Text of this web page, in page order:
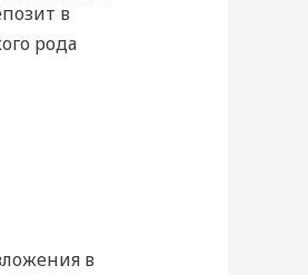
в
рода
в